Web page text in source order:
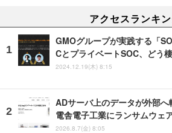
アクセスランキ
GMOグループが実践する「
CとプライベートSOC、どう
2024.12.19(木) 8:15
ADサーバ上のデータが外部
電舎電子工業にランサムウェ
2026.8.7(金) 8:05